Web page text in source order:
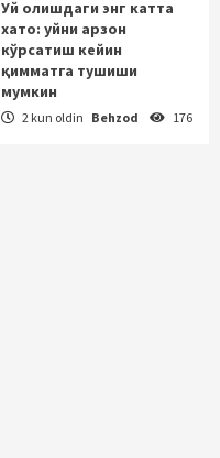
Уй олишдаги энг катта
хато: уйни арзон
кўрсатиш кейин
қимматга тушиши
мумкин
2 kun oldin Behzod 176